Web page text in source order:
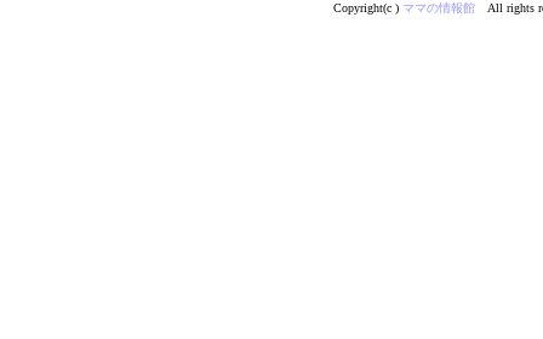
Copyright(c ) ママの情報館All rights